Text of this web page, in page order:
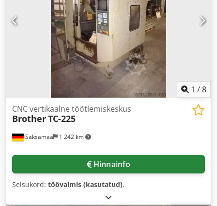
1 /8
Saksamaa 1 242 km
CNC vertikaalne töötlemiskeskus
BrotherTC-225
Hinnainfo
Seisukord: töövalmis (kasutatud),